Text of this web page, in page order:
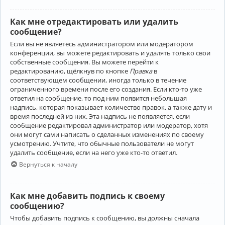
Как мне отредактировать или удалить
сообщение?
Если вы не являетесь администратором или модератором
конференции, вы можете редактировать и удалять только свои
собственные сообщения. Вы можете перейти к
редактированию, щёлкнув по кнопке Правкав
соответствующем сообщении, иногда только в течение
ограниченного времени после его создания. Если кто-то уже
ответил на сообщение, то под ним появится небольшая
надпись, которая показывает количество правок, а также дату и
время последней из них. Эта надпись не появляется, если
сообщение редактировал администратор или модератор, хотя
они могут сами написать о сделанных изменениях по своему
усмотрению. Учтите, что обычные пользователи не могут
удалить сообщение, если на него уже кто-то ответил.
Вернуться к началу
Как мне добавить подпись к своему
сообщению?
Чтобы добавить подпись к сообщению, вы должны сначала